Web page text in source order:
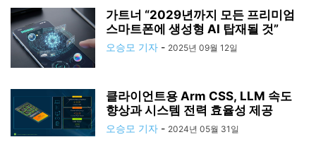
가트너 “2029년까지 모든 프리미엄
스마트폰에 생성형 AI 탑재될 것”
오승모 기자 - 2025년 09월 12일
클라이언트용 Arm CSS, LLM 속도
향상과 시스템 전력 효율성 제공
오승모 기자 - 2024년 05월 31일